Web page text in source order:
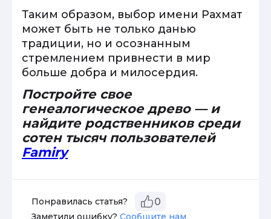
Таким образом, выбор имени Рахмат
может быть не только данью
традиции, но и осознанным
стремлением привнести в мир
больше добра и милосердия.
Постройте свое
генеалогическое древо — и
найдите родственников среди
сотен тысяч пользователей
Famiry
Понравилась статья? 0
Заметили ошибку? Сообщите нам